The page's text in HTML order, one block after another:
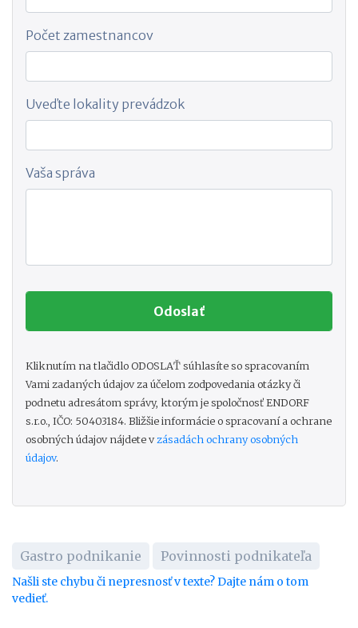
Počet zamestnancov
Uveďte lokality prevádzok
Vaša správa
Kliknutím na tlačidlo ODOSLAŤ súhlasíte so spracovaním
Vami zadaných údajov za účelom zodpovedania otázky či
podnetu adresátom správy, ktorým je spoločnosť ENDORF
s.r.o., IČO: 50403184. Bližšie informácie o spracovaní a ochrane
osobných údajov nájdete v zásadách ochrany osobných
údajov.
Gastro podnikanie Povinnosti podnikateľa
Našli ste chybu či nepresnosť v texte? Dajte nám o tom
vedieť.